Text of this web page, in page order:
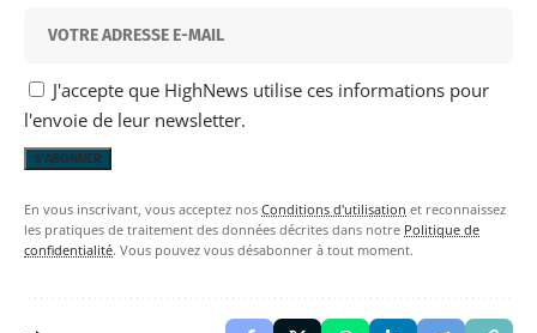
J'accepte que HighNews utilise ces informations pour
l'envoie de leur newsletter.
En vous inscrivant, vous acceptez nos Conditions d'utilisation et reconnaissez
les pratiques de traitement des données décrites dans notre Politique de
confidentialité. Vous pouvez vous désabonner à tout moment.